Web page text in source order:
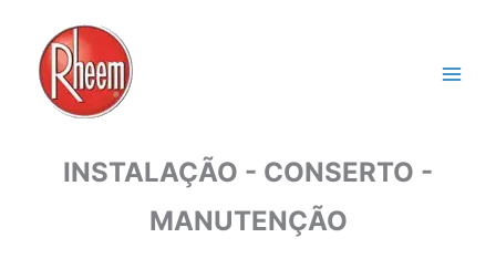
conteúdo
INSTALAÇÃO - CONSERTO -
MANUTENÇÃO